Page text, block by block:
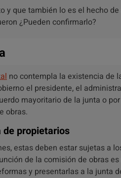
y que también lo es el hecho
¿Pueden confirmarlo?
no contempla la existencia de
el presidente, el
mayoritario de la junta o por
obras.
de propietarios
estas deben estar sujetas a
de la comisión de obras
y presentarlas a la junta